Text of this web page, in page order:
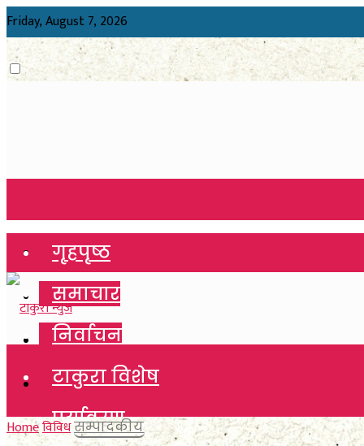
Friday, August 7, 2026
गृहपृष्ठ
समाचार
निर्वाचन
टाकुरा विशेष
पर्यावरण
गृहपृष्ठ
समाचार
निर्वाचन
टाकुरा विशेष
पर्यावरण
Homeविविधसम्पादकीय